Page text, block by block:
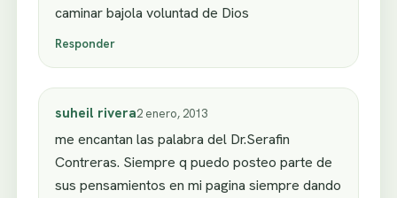
caminar bajola voluntad de Dios
Responder
suheil rivera2 enero, 2013
me encantan las palabra del Dr.Serafin
Contreras. Siempre q puedo posteo parte de
sus pensamientos en mi pagina siempre dando